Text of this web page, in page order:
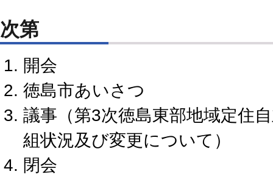
次第
開会
徳島市あいさつ
議事（第3次徳島東部地域定住
組状況及び変更について）
閉会